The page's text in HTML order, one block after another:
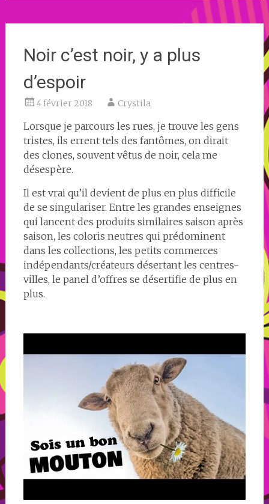
Noir c’est noir, y a plus
d’espoir
4 février 2018 Crystila
Lorsque je parcours les rues, je trouve les gens
tristes, ils errent tels des fantômes, on dirait
des clones, souvent vêtus de noir, cela me
désespère.
Il est vrai qu’il devient de plus en plus difficile
de se singulariser. Entre les grandes enseignes
qui lancent des produits similaires saison après
saison, les coloris neutres qui prédominent
dans les collections, les petits commerces
indépendants/créateurs désertant les centres-
villes, le panel d’offres se désertifie de plus en
plus.